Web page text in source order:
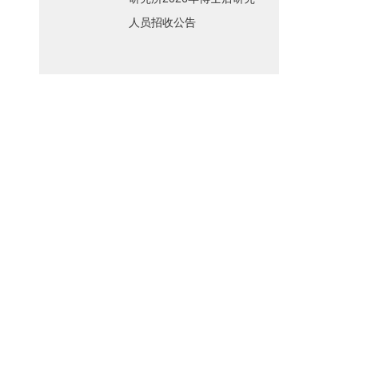
人员招收公告